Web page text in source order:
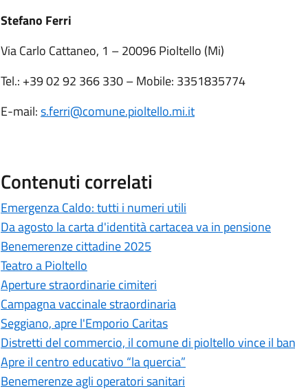
Stefano Ferri
Via Carlo Cattaneo, 1 – 20096 Pioltello (Mi)
Tel.: +39 02 92 366 330 – Mobile: 3351835774
E-mail:s.ferri@comune.pioltello.mi.it
Contenuti correlati
Emergenza Caldo: tutti i numeri utili
Da agosto la carta d'identità cartacea va in pensione
Benemerenze cittadine 2025
Teatro a Pioltello
Aperture straordinarie cimiteri
Campagna vaccinale straordinaria
Seggiano, apre l'Emporio Caritas
Distretti del commercio, il comune di pioltello vince il
Apre il centro educativo “la quercia”
Benemerenze agli operatori sanitari